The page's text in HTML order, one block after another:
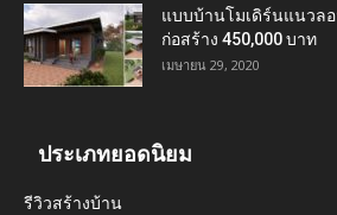
แบบบ้านโมเดิร์นแนวล
ก่อสร้าง 450,000 บาท
เมษายน 29, 2020
ประเภทยอดนิยม
รีวิวสร้างบ้าน